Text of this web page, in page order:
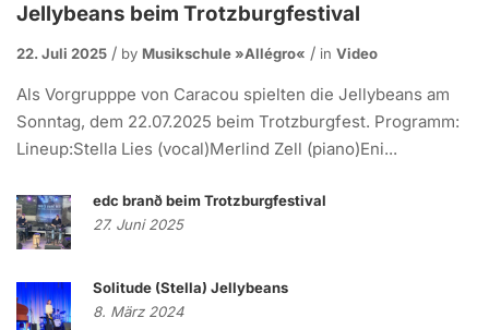
Jellybeans beim Trotzburgfestival
22. Juli 2025 by Musikschule »allégro« in Video
Als Vorgrupppe von Caracou spielten die Jellybeans am
Sonntag, dem 22.07.2025 beim Trotzburgfest. Programm:
Lineup:Stella Lies (vocal)Merlind Zell (piano)Eni...
edc branð beim Trotzburgfestival
27. Juni 2025
Solitude (Stella) Jellybeans
8. März 2024